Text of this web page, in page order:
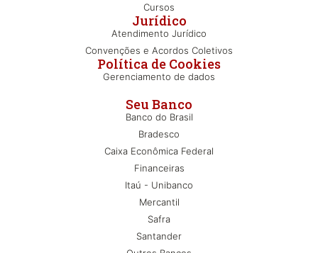
Seu Banco
Banco do Brasil
Bradesco
Caixa Econômica Federal
Financeiras
Itaú - Unibanco
Mercantil
Safra
Santander
Cursos
Jurídico
Atendimento Jurídico
Convenções e Acordos Coletivos
Política de Cookies
Gerenciamento de dados